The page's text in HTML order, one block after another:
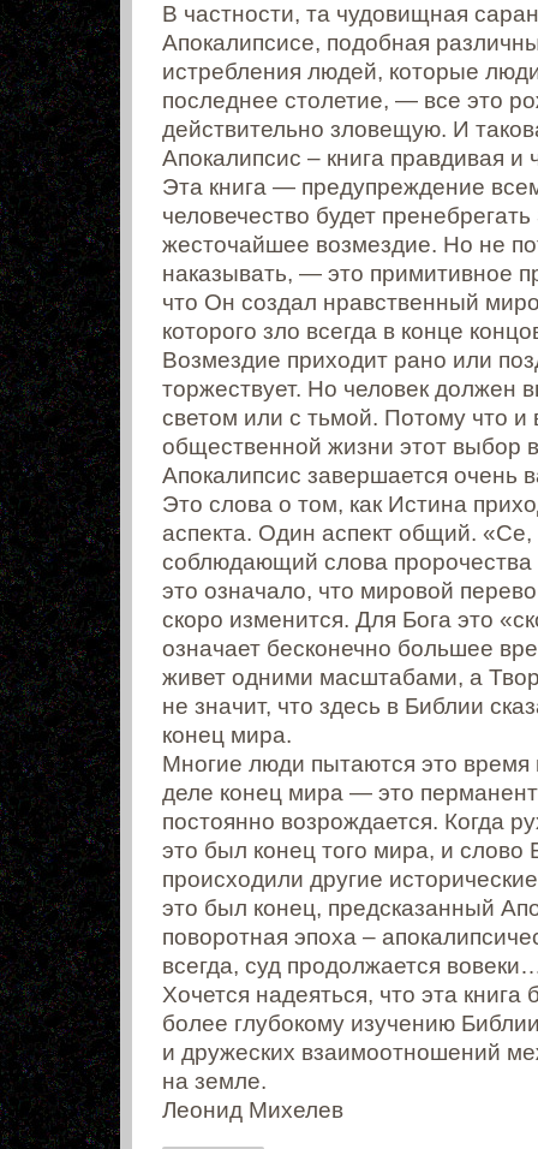
В частности, та чудовищная
Апокалипсисе, подобная
истребления людей, которые
последнее столетие, — все это
действительно зловещую. И
Апокалипсис – книга правдивая и
Эта книга — предупреждение
человечество будет
жесточайшее возмездие. Но не
наказывать, — это примитивное
что Он создал нравственный
которого зло всегда в конце
Возмездие приходит рано или
торжествует. Но человек должен
светом или с тьмой. Потому что и
общественной жизни этот выбор
Апокалипсис завершается очень
Это слова о том, как Истина
аспекта. Один аспект общий. «Се,
соблюдающий слова
это означало, что мировой
скоро изменится. Для Бога это
означает бесконечно большее
живет одними масштабами, а
не значит, что здесь в Библии
конец мира.
Многие люди пытаются это
деле конец мира — это
постоянно возрождается. Когда
это был конец того мира, и слово
происходили другие
это был конец, предсказанный
поворотная эпоха –
всегда, суд продолжается
Хочется надеяться, что эта книга
более глубокому изучению
и дружеских взаимоотношений
на земле.
Леонид Михелев